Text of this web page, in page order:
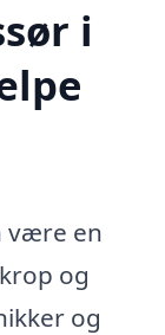
i
være en
og
og